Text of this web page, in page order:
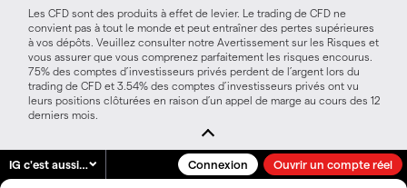
Les CFD sont des produits à effet de levier. Le trading de CFD ne
convient pas à tout le monde et peut entraîner des pertes supérieures
à vos dépôts. Veuillez consulter notre Avertissement sur les Risques et
vous assurer que vous comprenez parfaitement les risques encourus.
75% des comptes d’investisseurs privés perdent de l’argent lors du
trading de CFD et 3.54% des comptes d’investisseurs privés ont vu
leurs positions clôturées en raison d’un appel de marge au cours des 12
derniers mois.
IG c'est aussi… Connexion Ouvrir un compte réel